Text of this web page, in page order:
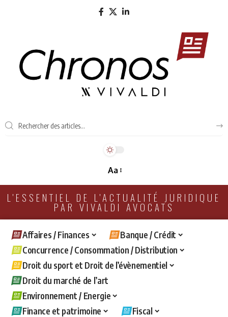
Aa
L'ESSENTIEL DE L'ACTUALITÉ JURIDIQUE
PAR VIVALDI AVOCATS
Affaires / Finances
Banque / Crédit
Concurrence / Consommation / Distribution
Droit du sport et Droit de l’évènementiel
Droit du marché de l’art
Environnement / Energie
Finance et patrimoine
Fiscal